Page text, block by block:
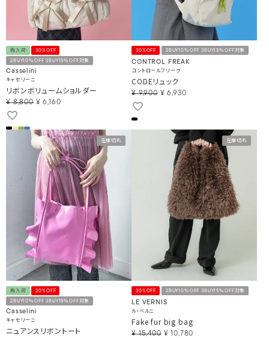
再入荷 30%OFF
2BUY10％OFF 3BUY15％OFF対象
Casselini
キャセリーニ
リボンボリュームショルダー
¥ 8,800 ¥ 6,160
30%OFF 2BUY10％OFF 3BUY15％OFF対象
CONTROL FREAK
コントロールフリーク
CODEリュック
¥ 9,900 ¥ 6,930
再入荷 20%OFF
2BUY10％OFF 3BUY15％OFF対象
Casselini
キャセリーニ
ニュアンスリボントート
在庫切れ
30%OFF 2BUY10％OFF 3BUY15％OFF対象
LE VERNIS
ル・ベルニ
Fake fur big bag
¥ 15,400 ¥ 10,780
在庫切れ